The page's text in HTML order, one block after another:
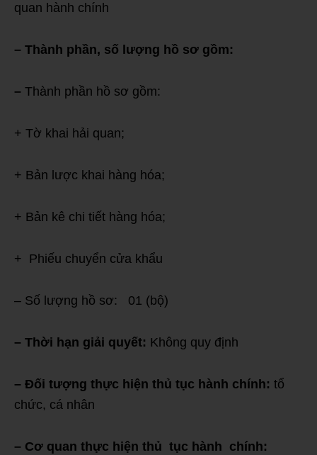
quan hành chính
– Thành phần, số lượng hồ sơ gồm:
– Thành phần hồ sơ gồm:
+ Tờ khai hải quan;
+ Bản lược khai hàng hóa;
+ Bản kê chi tiết hàng hóa;
+ Phiếu chuyển cửa khẩu
– Số lượng hồ sơ: 01 (bộ)
– Thời hạn giải quyết: Không quy định
– Đối tượng thực hiện thủ tục hành chính: tổ
chức, cá nhân
– Cơ quan thực hiện thủ tục hành chính: